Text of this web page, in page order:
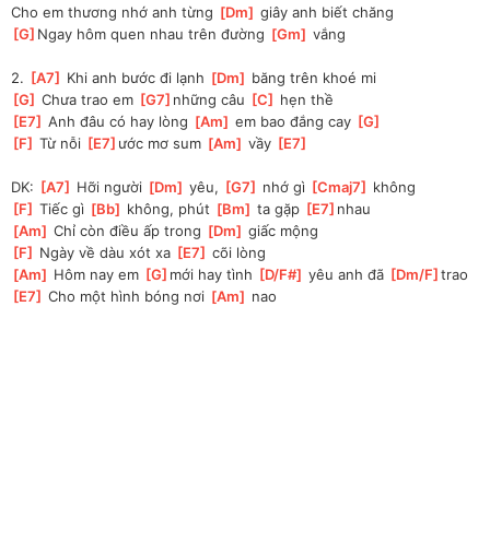
Cho em thương nhớ anh từng [Dm ] giây anh biết chăng
[G ]Ngay hôm quen nhau trên đường [Gm ] vắng
2. [A7 Khi anh bước đi lạnh [Dm
băng trên khoé mi
[G ] Chưa trao em [G7 ]những câu [C
hẹn thề
[E7 ] Anh đâu có hay lòng [Am ] em bao đắng cay [G
[F ] Từ nỗi [E7 ]ước mơ sum [Am ] vầy [E7
DK: [A7 Hỡi người [Dm ] yêu, [G7 nhớ gì [Cmaj7
không
[F ] Tiếc gì [Bb không, phút [Bm ] ta gặp [E7 ]nhau
[Am ] Chỉ còn điều ấp trong [Dm ] giấc mộng
[F Ngày về dàu xót xa [E7 ] cõi lòng
[Am Hôm nay em [G ]mới hay tình [D/F# ] yêu anh đã [Dm/F ]trao
[E7 ] Cho một hình bóng nơi [Am nao